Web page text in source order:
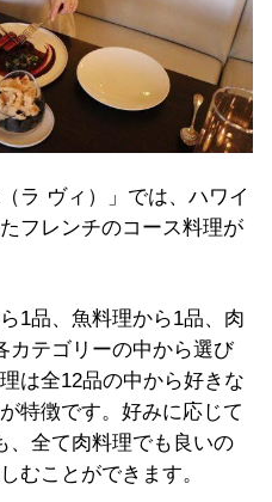
ラ ヴィ）」では、ハワイ
フレンチのコース料理が
1品、魚料理から1品、肉
カテゴリーの中から選び
は全12品の中から好きな
特徴です。好みに応じて
、全て肉料理でも良いの
むことができます。